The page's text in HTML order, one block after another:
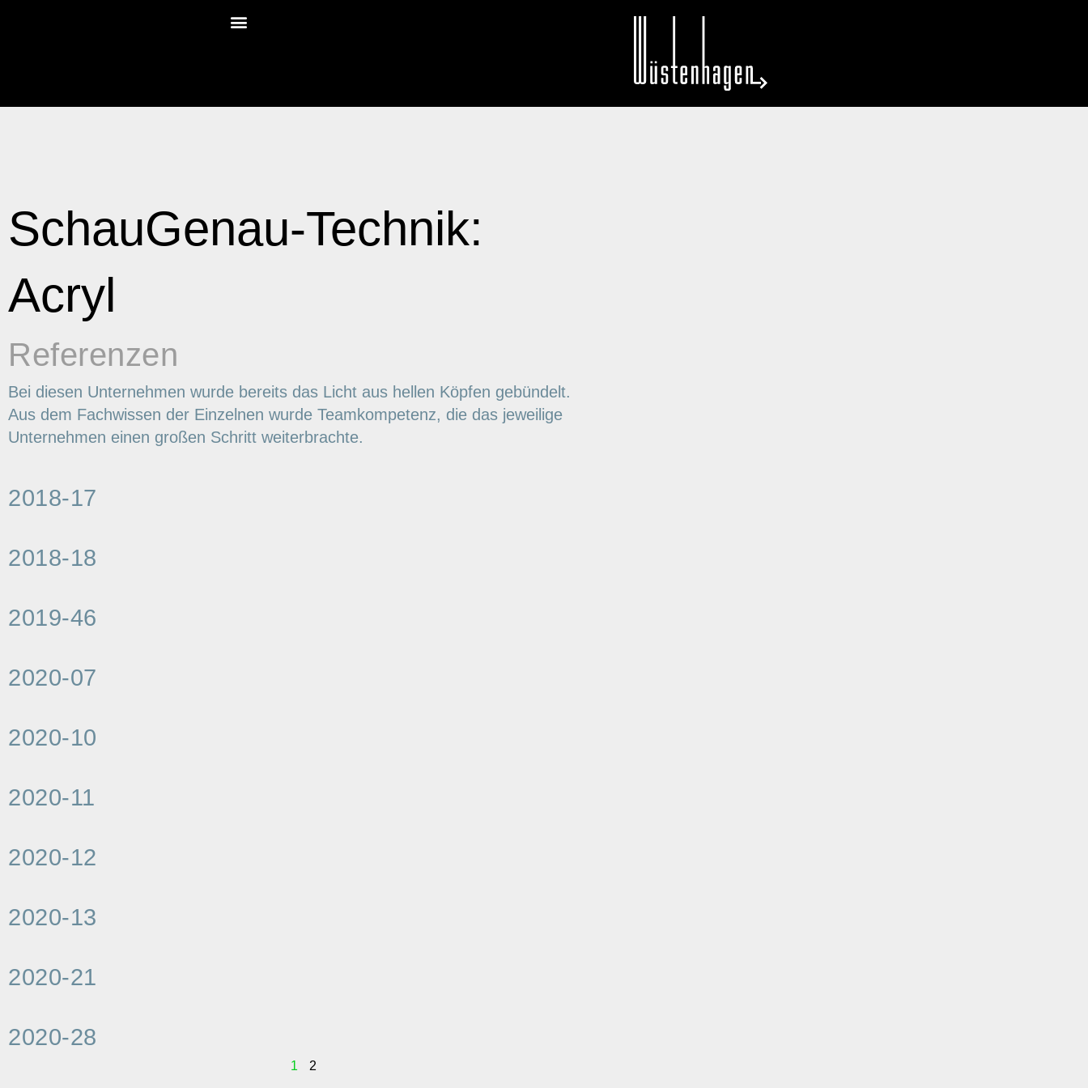
SchauGenau-Technik:
Acryl
Referenzen
Bei diesen Unternehmen wurde bereits das Licht aus hellen Köpfen gebündelt.
Aus dem Fachwissen der Einzelnen wurde Teamkompetenz, die das jeweilige
Unternehmen einen großen Schritt weiterbrachte.
2018-17
2018-18
2019-46
2020-07
2020-10
2020-11
2020-12
2020-13
2020-21
2020-28
1 2